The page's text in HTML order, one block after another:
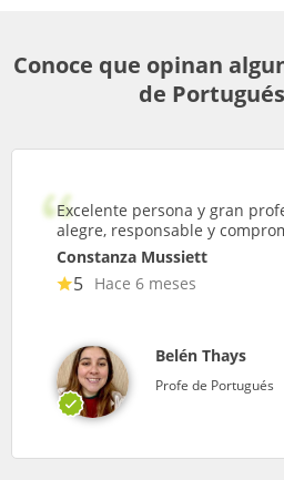
Conoce que opinan
de
Excelente persona y gran
alegre, responsable y
Constanza Mussiett
5 Hace 6 meses
Belén Thays
Profe de Portugués